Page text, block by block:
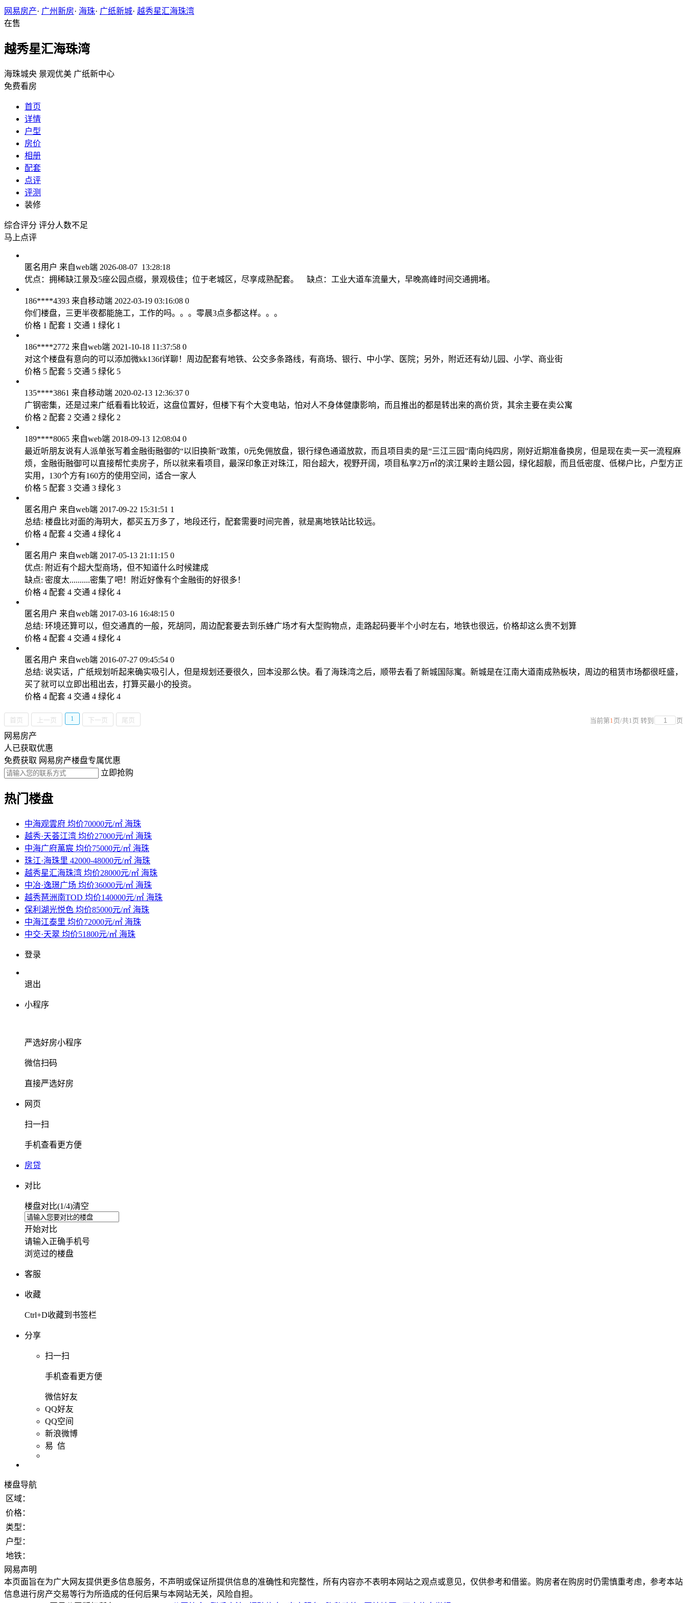
网易房产· 广州新房· 海珠· 广纸新城· 越秀星汇海珠湾
在售
越秀星汇海珠湾
海珠城央 景观优美 广纸新中心
免费看房
首页
详情
户型
房价
相册
配套
点评
评测
装修
综合评分 评分人数不足
马上点评
匿名用户 来自web端 2026-08-07 13:28:18
优点：拥稀缺江景及5座公园点缀，景观极佳；位于老城区，尽享成熟配套。 缺点：工业大道车流量大，早晚高峰时间交通拥堵。
186****4393 来自移动端 2022-03-19 03:16:08 0
你们楼盘，三更半夜都能施工，工作的吗。。。零晨3点多都这样。。。
价格 1 配套 1 交通 1 绿化 1
186****2772 来自web端 2021-10-18 11:37:58 0
对这个楼盘有意向的可以添加微kk136f详聊！周边配套有地铁、公交多条路线，有商场、银行、中小学、医院；另外，附近还有幼儿园、小学、商业街
价格 5 配套 5 交通 5 绿化 5
135****3861 来自移动端 2020-02-13 12:36:37 0
广钢密集，还是过来广纸看看比较近，这盘位置好，但楼下有个大变电站，怕对人不身体健康影响，而且推出的都是转出来的高价货，其余主要在卖公寓
价格 2 配套 2 交通 2 绿化 2
189****8065 来自web端 2018-09-13 12:08:04 0
最近听朋友说有人派单张写着金融街融御的“以旧换新”政策，0元免佣放盘，银行绿色通道放款，而且项目卖的是“三江三园”南向纯四房，刚好近期准备换房，但是现在卖一买一流程麻
烦，金融街融御可以直接帮忙卖房子，所以就来看项目，最深印象正对珠江，阳台超大，视野开阔，项目私享2万㎡的滨江果岭主题公园，绿化超靓，而且低密度、低梯户比，户型方正
实用，130个方有160方的使用空间，适合一家人
价格 5 配套 3 交通 3 绿化 3
匿名用户 来自web端 2017-09-22 15:31:51 1
总结: 楼盘比对面的海玥大，都买五万多了，地段还行，配套需要时间完善，就是离地铁站比较远。
价格 4 配套 4 交通 4 绿化 4
匿名用户 来自web端 2017-05-13 21:11:15 0
优点: 附近有个超大型商场，但不知道什么时候建成
缺点: 密度太..........密集了吧！附近好像有个金融街的好很多！
价格 4 配套 4 交通 4 绿化 4
匿名用户 来自web端 2017-03-16 16:48:15 0
总结: 环境还算可以，但交通真的一般，死胡同，周边配套要去到乐蜂广场才有大型购物点，走路起码要半个小时左右，地铁也很远，价格却这么贵不划算
价格 4 配套 4 交通 4 绿化 4
匿名用户 来自web端 2016-07-27 09:45:54 0
总结: 说实话，广纸规划听起来确实吸引人，但是规划还要很久，回本没那么快。看了海珠湾之后，顺带去看了新城国际寓。新城是在江南大道南成熟板块，周边的租赁市场都很旺盛，
买了就可以立即出租出去，打算买最小的投资。
价格 4 配套 4 交通 4 绿化 4
首页 上一页 1 下一页 尾页 当前第1 页/共1 页 转到 页
网易房产
人已获取优惠
免费获取 网易房产楼盘专属优惠
立即抢购
热门楼盘
中海观雲府 均价70000元/㎡ 海珠
越秀·天荟江湾 均价27000元/㎡ 海珠
中海广府萬宸 均价75000元/㎡ 海珠
珠江·海珠里 42000-48000元/㎡ 海珠
越秀星汇海珠湾 均价28000元/㎡ 海珠
中冶·逸璟广场 均价36000元/㎡ 海珠
越秀琶洲南TOD 均价140000元/㎡ 海珠
保利湖光悦色 均价85000元/㎡ 海珠
中海江泰里 均价72000元/㎡ 海珠
中交·天翠 均价51800元/㎡ 海珠
登录
退出
小程序
严选好房小程序
微信扫码
直接严选好房
网页
扫一扫
手机查看更方便
房贷
对比
楼盘对比(1/4)清空
开始对比
请输入正确手机号
浏览过的楼盘
客服
收藏
Ctrl+D收藏到书签栏
分享
扫一扫
手机查看更方便
微信好友
QQ好友
QQ空间
新浪微博
易 信
楼盘导航
区域：
价格：
类型：
户型：
地铁：
网易声明
本页面旨在为广大网友提供更多信息服务，不声明或保证所提供信息的准确性和完整性，所有内容亦不表明本网站之观点或意见，仅供参考和借鉴。购房者在购房时仍需慎重考虑，参考本站
信息进行房产交易等行为所造成的任何后果与本网站无关，风险自担。